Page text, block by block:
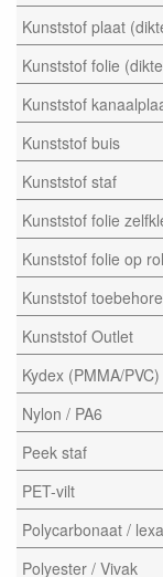
Kunststof plaat
Kunststof folie
Kunststof
Kunststof buis
Kunststof staf
Kunststof folie
Kunststof folie op rol
Kunststof
Kunststof Outlet
Kydex (PMMA/PVC)
Nylon / PA6
Peek staf
PET-vilt
Polycarbonaat /
Polyester / Vivak